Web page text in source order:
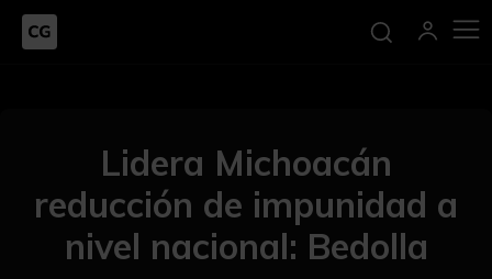
Lidera Michoacán
reducción de impunidad a
nivel nacional: Bedolla